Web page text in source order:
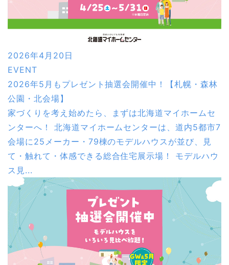
2026年4月20日
EVENT
2026年5月もプレゼント抽選会開催中！【札幌・森林
公園・北会場】
家づくりを考え始めたら、まずは北海道マイホームセ
ンターへ！ 北海道マイホームセンターは、道内5都市7
会場に25メーカー・79棟のモデルハウスが並び、見
て・触れて・体感できる総合住宅展示場！ モデルハウ
ス見...